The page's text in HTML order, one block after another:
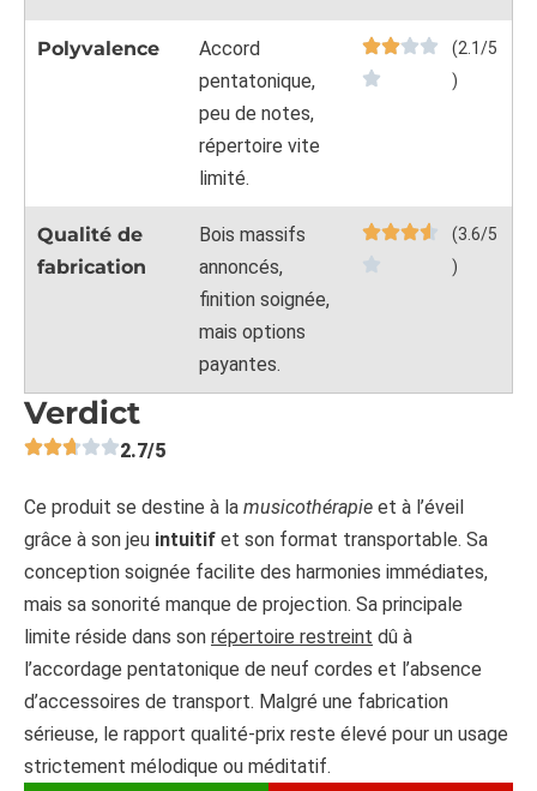
Polyvalence
Accord
pentatonique,
peu de notes,
répertoire vite
limité.
(2.1/5
)
Qualité de
fabrication
Bois massifs
annoncés,
finition soignée,
mais options
payantes.
(3.6/5
)
Verdict
2.7/5
Ce produit se destine à la musicothérapie et à l’éveil
grâce à son jeu intuitif et son format transportable. Sa
conception soignée facilite des harmonies immédiates,
mais sa sonorité manque de projection. Sa principale
limite réside dans son répertoire restreint dû à
l’accordage pentatonique de neuf cordes et l’absence
d’accessoires de transport. Malgré une fabrication
sérieuse, le rapport qualité-prix reste élevé pour un usage
strictement mélodique ou méditatif.